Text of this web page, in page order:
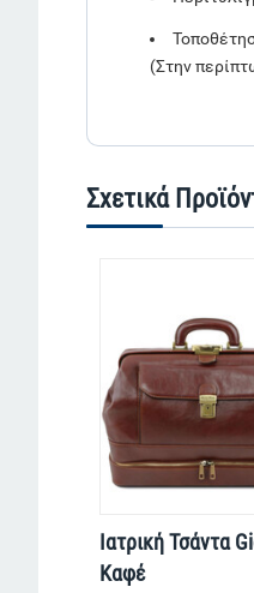
(Στην
Σχετικά
Ιατρική Τσάντα
Καφέ